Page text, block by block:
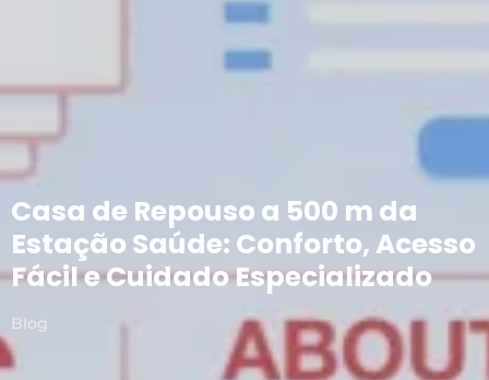
Casa de Repouso a 500 m da
Estação Saúde: Conforto, Acesso
Fácil e Cuidado Especializado
Blog